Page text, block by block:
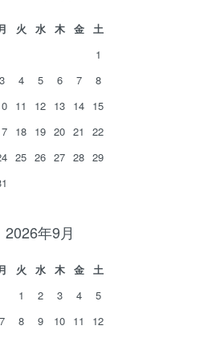
火 水 木 金
土
1
3 4 5 6 7
8
11 12 13 14 15
18 19 20 21
22
25 26 27 28 29
2026年9月
火 水 木 金
土
1
2 3 4
5
7 8 9 10 11
12